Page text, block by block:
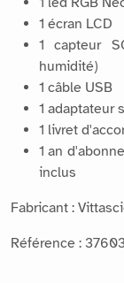
1 écran LCD
1 capteur
humidité)
1 câble USB
1 adaptateur
1 livret
1 an
inclus
Fabricant :
Référence :